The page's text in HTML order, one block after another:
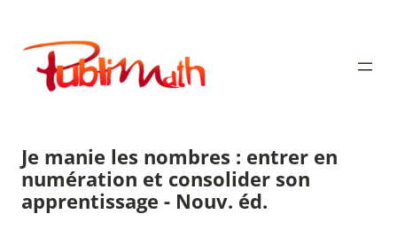
contenu
Publimath
Je manie les nombres : entrer en
numération et consolider son
apprentissage - Nouv. éd.